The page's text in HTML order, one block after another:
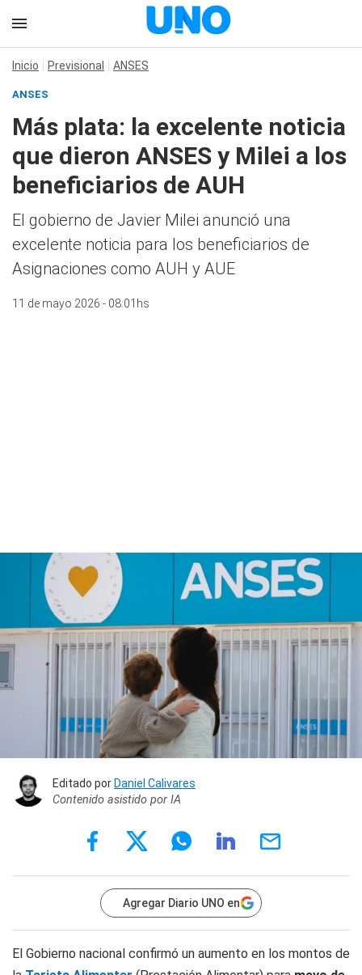
Inicio Previsional ANSES
ANSES
Más plata: la excelente noticia
que dieron ANSES y Milei a los
beneficiarios de AUH
El gobierno de Javier Milei anunció una
excelente noticia para los beneficiarios de
Asignaciones como AUH y AUE
11 de mayo 2026 - 08:01hs
Editado por Daniel Calivares
Contenido asistido por IA
Agregar Diario UNO en
El Gobierno nacional confirmó un aumento en los montos de